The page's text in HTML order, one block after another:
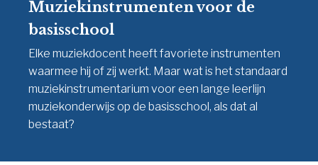
Muziekinstrumenten voor de
basisschool
Elke muziekdocent heeft favoriete instrumenten
waarmee hij of zij werkt. Maar wat is het standaard
muziekinstrumentarium voor een lange leerlijn
muziekonderwijs op de basisschool, als dat al
bestaat?